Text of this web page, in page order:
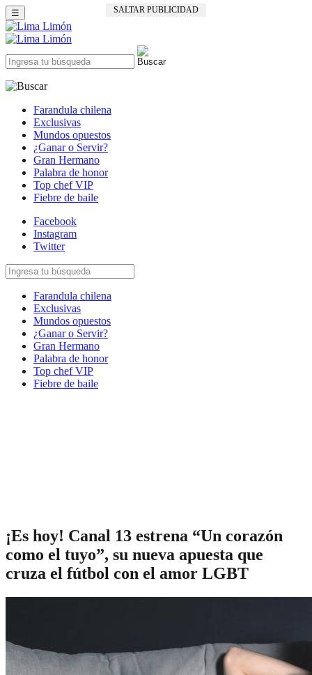
SALTAR PUBLICIDAD
☰
Farandula chilena
Exclusivas
Mundos opuestos
¿Ganar o Servir?
Gran Hermano
Palabra de honor
Top chef VIP
Fiebre de baile
Facebook
Instagram
Twitter
Farandula chilena
Exclusivas
Mundos opuestos
¿Ganar o Servir?
Gran Hermano
Palabra de honor
Top chef VIP
Fiebre de baile
¡Es hoy! Canal 13 estrena “Un corazón
como el tuyo”, su nueva apuesta que
cruza el fútbol con el amor LGBT